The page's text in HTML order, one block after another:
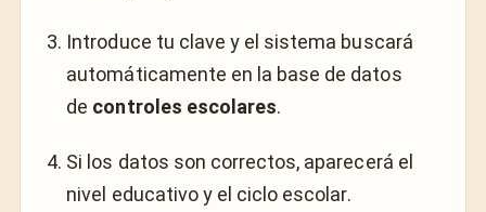
Introduce tu clave y el sistema buscará
automáticamente en la base de datos
de controles escolares.
Si los datos son correctos, aparecerá el
nivel educativo y el ciclo escolar.